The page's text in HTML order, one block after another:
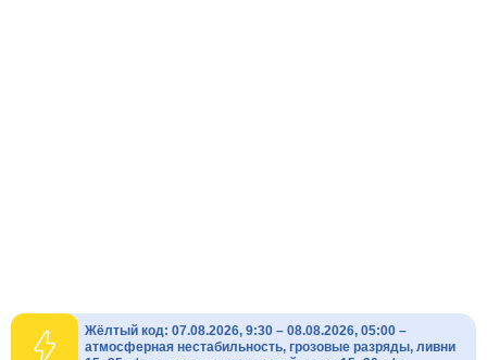
Жёлтый код: 07.08.2026, 9:30 – 08.08.2026, 05:00 –
атмосферная нестабильность, грозовые разряды, ливни